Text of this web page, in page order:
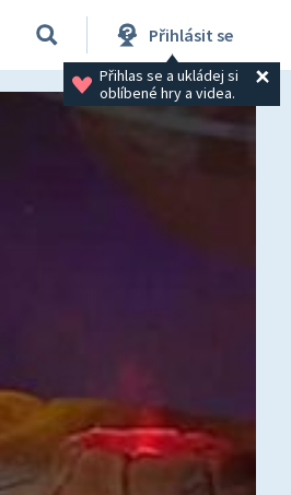
Přihlásit se
Přihlas se a ukládej si
oblíbené hry a videa.